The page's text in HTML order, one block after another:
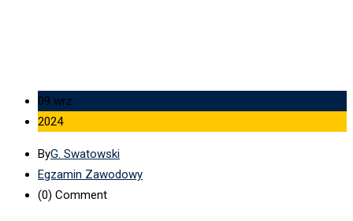
09 wrz
2024
ByG. Swatowski
Egzamin Zawodowy
(0) Comment